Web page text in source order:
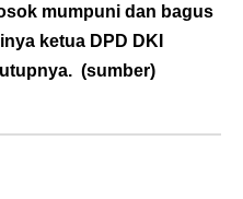
mumpuni dan bagus
ketua DPD DKI
(sumber)